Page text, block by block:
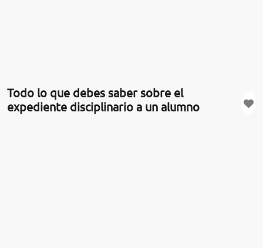
Todo lo que debes saber sobre el
expediente disciplinario a un alumno